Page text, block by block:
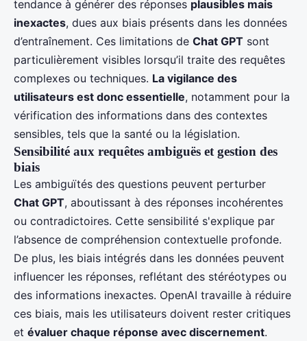
tendance à générer des réponses plausibles mais
inexactes, dues aux biais présents dans les données
d’entraînement. Ces limitations de Chat GPT sont
particulièrement visibles lorsqu’il traite des requêtes
complexes ou techniques. La vigilance des
utilisateurs est donc essentielle, notamment pour la
vérification des informations dans des contextes
sensibles, tels que la santé ou la législation.
Sensibilité aux requêtes ambiguës et gestion des
biais
Les ambiguïtés des questions peuvent perturber
Chat GPT, aboutissant à des réponses incohérentes
ou contradictoires. Cette sensibilité s'explique par
l’absence de compréhension contextuelle profonde.
De plus, les biais intégrés dans les données peuvent
influencer les réponses, reflétant des stéréotypes ou
des informations inexactes. OpenAI travaille à réduire
ces biais, mais les utilisateurs doivent rester critiques
et évaluer chaque réponse avec discernement.